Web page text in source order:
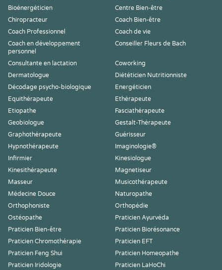
Bioénergéticien
Centre Bien-être
Chiropracteur
Coach Bien-être
Coach Professionnel
Coach de vie
Coach en développement
personnel
Conseiller Fleurs de Bach
Consultante en lactation
Coworking
Dermatologue
Diététicien Nutritionniste
Décodage psycho-biologique
Energéticien
Equithérapeute
Ethérapeute
Etiopathe
Fasciathérapeute
Geobiologue
Gestalt-Thérapeute
Graphothérapeute
Guérisseur
Hypnothérapeute
Imaginologie®
Infirmier
Kinesiologue
Kinesithérapeute
Magnetiseur
Masseur
Musicothérapeute
Médecine Douce
Naturopathe
Orthophoniste
Orthopédie
Ostéopathe
Praticien Ayurvéda
Praticien Bien-être
Praticien Biorésonance
Praticien Chromothérapie
Praticien EFT
Praticien Feng Shui
Praticien Homeopathe
Praticien Iridologie
Praticien LaHoChi